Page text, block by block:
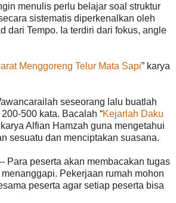
menulis perlu belajar soal struktur
sistematis diperkenalkan oleh
dari Tempo. Ia terdiri dari fokus, angle
Menggoreng Telur Mata Sapi” karya
seseorang lalu buatlah
500 kata. Bacalah “Kejarlah Daku
karya Alfian Hamzah guna mengetahui
sesuatu dan menciptakan suasana.
Para peserta akan membacakan tugas
Pekerjaan rumah mohon
peserta agar setiap peserta bisa